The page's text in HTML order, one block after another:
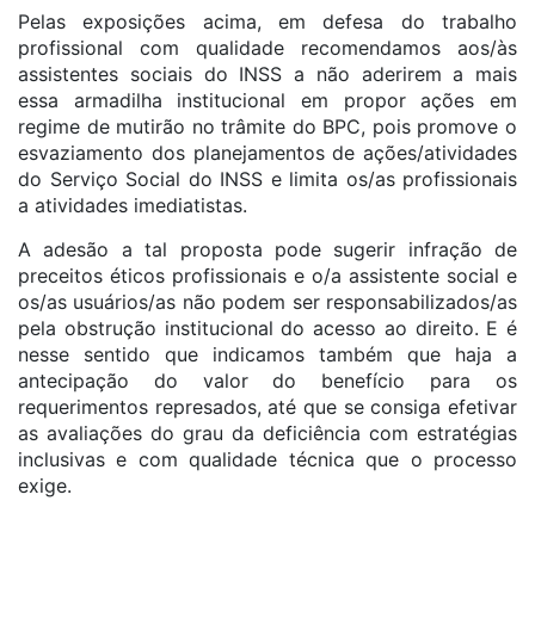
Pelas exposições acima, em defesa do trabalho
profissional com qualidade recomendamos aos/às
assistentes sociais do INSS a não aderirem a mais
essa armadilha institucional em propor ações em
regime de mutirão no trâmite do BPC, pois promove o
esvaziamento dos planejamentos de ações/atividades
do Serviço Social do INSS e limita os/as profissionais
a atividades imediatistas.
A adesão a tal proposta pode sugerir infração de
preceitos éticos profissionais e o/a assistente social e
os/as usuários/as não podem ser responsabilizados/as
pela obstrução institucional do acesso ao direito. E é
nesse sentido que indicamos também que haja a
antecipação do valor do benefício para os
requerimentos represados, até que se consiga efetivar
as avaliações do grau da deficiência com estratégias
inclusivas e com qualidade técnica que o processo
exige.